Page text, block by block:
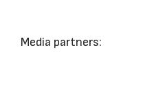
Media partners: